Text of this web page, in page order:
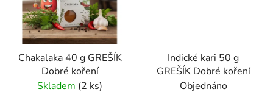
Chakalaka 40 g GREŠÍK
Dobré koření
Skladem (2 ks)
Indické kari 50 g
GREŠÍK Dobré koření
Objednáno